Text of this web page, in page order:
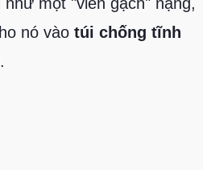
nó vào túi chống tĩnh